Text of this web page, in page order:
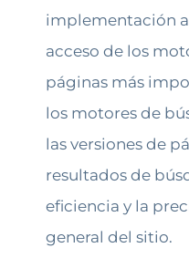
implementación
acceso de los
páginas más
los motores de
las versiones de
resultados de
eficiencia y la
general del sitio.